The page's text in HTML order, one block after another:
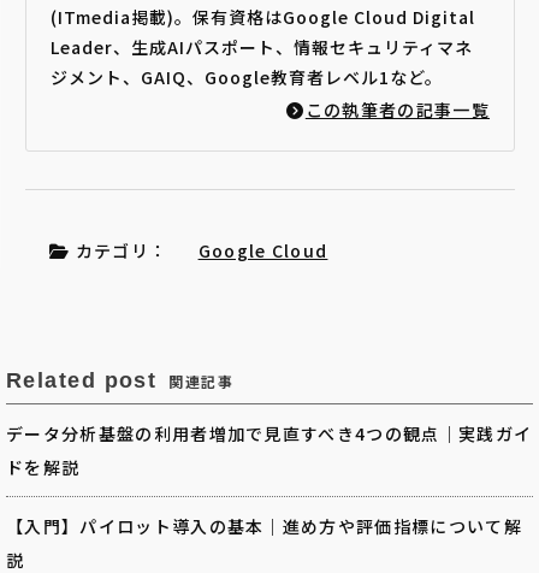
(ITmedia掲載)。保有資格はGoogle Cloud Digital
Leader、生成AIパスポート、情報セキュリティマネ
ジメント、GAIQ、Google教育者レベル1など。
この執筆者の記事一覧
カテゴリ： Google Cloud
Related post 関連記事
データ分析基盤の利用者増加で見直すべき4つの観点｜実践ガイ
ドを解説
【入門】パイロット導入の基本｜進め方や評価指標について解
説